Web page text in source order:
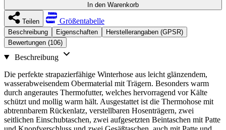
In den Warenkorb
Teilen Größentabelle
Beschreibung Eigenschaften
Herstellerangaben (GPSR)
Bewertungen (106)
Beschreibung
Die perfekte strapazierfähige Winterhose aus leicht glänzendem,
wasserabweisendem Obermaterial mit Trägern. Besonders warm
durch angerautes Thermofutter, welches hervorragend vor Kälte
schützt und mollig warm hält. Ausgestattet ist die Thermohose mit
abtrennbarem Rückenlatz, verstellbaren Hosenträgern, zwei
seitlichen Einschubtaschen, zwei aufgesetzten Beintaschen mit Patte